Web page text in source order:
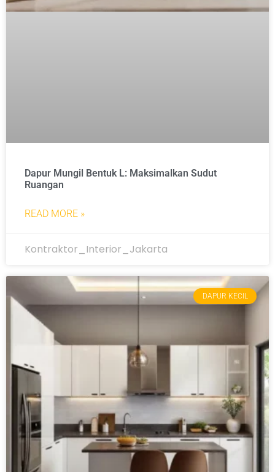
Dapur Mungil Bentuk L: Maksimalkan Sudut
Ruangan
READ MORE »
Kontraktor_Interior_Jakarta
DAPUR KECIL